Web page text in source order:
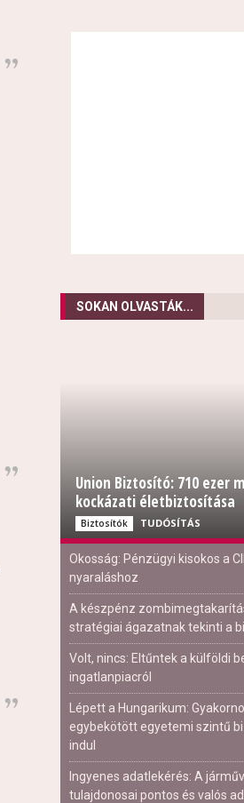
SOKAN OLVASTÁK...
Union Biztosító: 710 ezer
kockázati életbiztosítása
Biztosítók TUDÓSÍTÁS
Okosság: Pénzügyi kisokos a
nyaraláshoz
A készpénz
stratégiai ágazatnak tekinti a
Volt, nincs: Eltűntek a külföldi
ingatlanpiacról
Lépett a Hungarikum:
egybekötött egyetemi szintű
indul
Ingyenes adatlekérés: A
tulajdonosai pontos és valós